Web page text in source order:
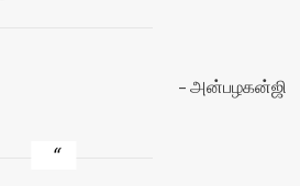
அன்பழகன்ஜி